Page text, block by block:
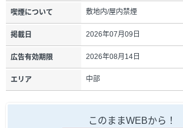
喫煙について 敷地内/屋内禁煙
掲載日 2026年07月09日
広告有効期限 2026年08月14日
エリア 中部
このままWEBから！